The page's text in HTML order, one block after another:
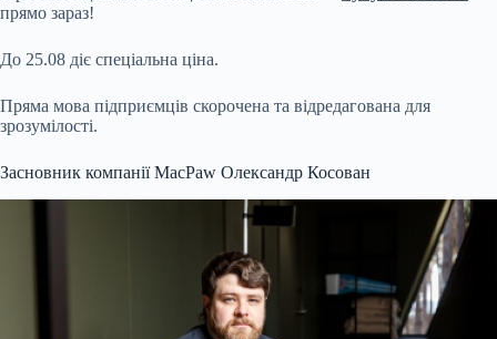
прямо зараз!
До 25.08 діє спеціальна ціна.
Пряма мова підприємців скорочена та відредагована для
зрозумілості.
Засновник компанії MacPaw Олександр Косован